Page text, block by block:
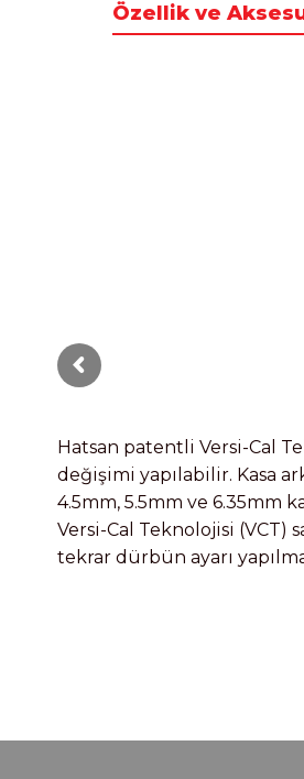
Özellik ve
Hatsan patentli Versi-Cal
değişimi yapılabilir. Kasa
4.5mm, 5.5mm ve 6.35mm
Versi-Cal Teknolojisi
tekrar dürbün ayarı